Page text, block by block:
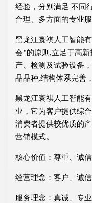
经验，分别满足 不同
合理、多方面的专业服
黑龙江寰祺人工智能
会”的原则,立足于高
产、检测及试验设备
品品种,结构体系完善
黑龙江寰祺人工智能
业，它为客户提供综
消费者提供较优质的
营销模式。
核心价值：尊重、诚
经营理念：客户、诚
服务理念：真诚、专